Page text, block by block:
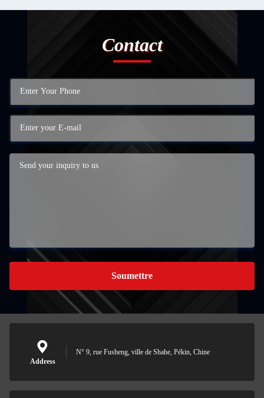
Contact
Soumettre
Address
N° 9, rue Fusheng, ville de Shahe, Pékin, Chine